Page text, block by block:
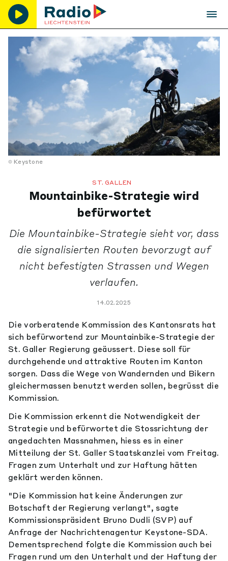
Keystone
ST. GALLEN
Mountainbike-Strategie wird
befürwortet
Die Mountainbike-Strategie sieht vor, dass
die signalisierten Routen bevorzugt auf
nicht befestigten Strassen und Wegen
verlaufen.
14.02.2025
Die vorberatende Kommission des Kantonsrats hat
sich befürwortend zur Mountainbike-Strategie der
St. Galler Regierung geäussert. Diese soll für
durchgehende und attraktive Routen im Kanton
sorgen. Dass die Wege von Wandernden und Bikern
gleichermassen benutzt werden sollen, begrüsst die
Kommission.
Die Kommission erkennt die Notwendigkeit der
Strategie und befürwortet die Stossrichtung der
angedachten Massnahmen, hiess es in einer
Mitteilung der St. Galler Staatskanzlei vom Freitag.
Fragen zum Unterhalt und zur Haftung hätten
geklärt werden können.
"Die Kommission hat keine Änderungen zur
Botschaft der Regierung verlangt", sagte
Kommissionspräsident Bruno Dudli (SVP) auf
Anfrage der Nachrichtenagentur Keystone-SDA.
Dementsprechend folgte die Kommission auch bei
Fragen rund um den Unterhalt und der Haftung der